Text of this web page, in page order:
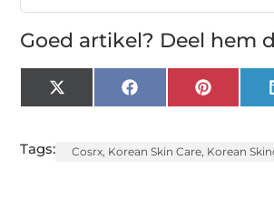
Goed artikel? Deel hem
X
(Twitter)
FacebookPinterest
Tags: Cosrx Korean Skin Care Korean